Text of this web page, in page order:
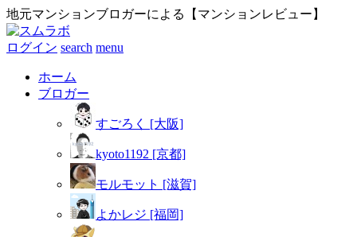
地元マンションブロガーによる【マンションレビュー】
ログイン search menu
ホーム
ブロガー
すごろく [大阪]
kyoto1192 [京都]
モルモット [滋賀]
よかレジ [福岡]